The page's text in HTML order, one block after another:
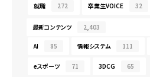
就職 272 卒業生VOICE 32
最新コンテンツ 2,403
AI 85 情報システム 111
eスポーツ 71 3DCG 65